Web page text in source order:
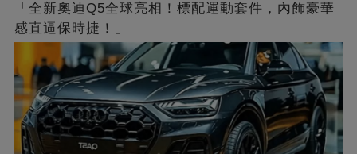
「全新奧迪Q5全球亮相！標配運動套件，內飾豪華
感直逼保時捷！」